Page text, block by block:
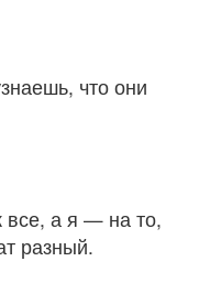
что они
все, а я — на то,
разный.